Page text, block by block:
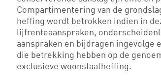
Compartimentering van de
heffing wordt betrokken indien in
lijfrenteaanspraken,
aanspraken en bijdragen ingevolge
die betrekking hebben op de
exclusieve woonstaatheffing.